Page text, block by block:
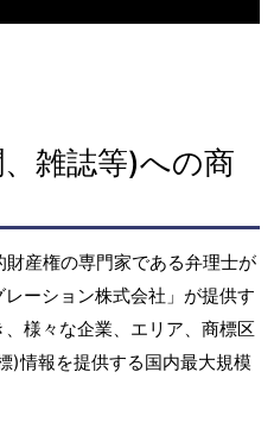
雑誌等)への商
財産権の専門家である弁理士が
ーション株式会社」が提供す
様々な企業、エリア、商標区
)情報を提供する国内最大規模